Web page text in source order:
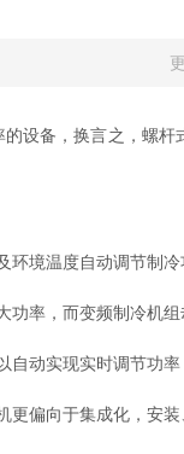
备，换言之，螺杆
温度自动调节制冷
，而变频制冷机组
实现实时调节功率
偏向于集成化，安装